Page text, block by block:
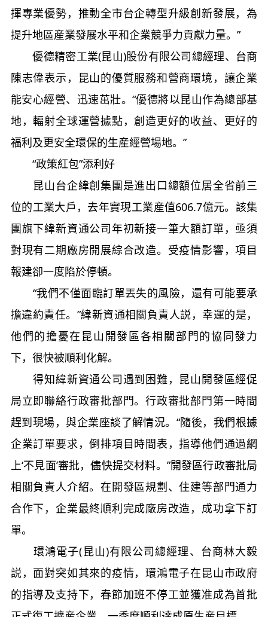
揮專業優勢，推動全市台企轉型升級創新發展，為
提升地區産業發展水平和企業競爭力貢獻力量。”
優德精密工業(昆山)股份有限公司總經理、台商
陳志偉表示，昆山的優質服務和營商環境，讓企業
能安心經營、迅速茁壯。“優德將以昆山作為總部基
地，輻射全球運營據點，創造更好的收益、更好的
福利及更安全環保的生産經營場地。”
“政策紅包”添利好
昆山台企緯創集團是進出口總額位居全省前三
位的工業大戶，去年實現工業産值606.7億元。該集
團旗下緯新資通公司年初新接一筆大額訂單，亟須
對現有二期廠房開展綜合改造。受疫情影響，項目
報建卻一度陷於停頓。
“我們不僅面臨訂單丟失的風險，還有可能要承
擔違約責任。”緯新資通相關負責人説，幸運的是，
他們的擔憂在昆山開發區各相關部門的協同發力
下，很快被順利化解。
得知緯新資通公司遇到困難，昆山開發區經促
局立即聯絡行政審批部門。行政審批部門第一時間
趕到現場，與企業座談了解情況。“隨後，我們根據
企業訂單要求，倒排項目時間表，指導他們通過網
上‘不見面’審批，儘快提交材料。”開發區行政審批局
相關負責人介紹。在開發區規劃、住建等部門通力
合作下，企業最終順利完成廠房改造，成功拿下訂
單。
環鴻電子(昆山)有限公司總經理、台商林大毅
説，面對突如其來的疫情，環鴻電子在昆山市政府
的指導及支持下，春節加班不停工並獲准成為首批